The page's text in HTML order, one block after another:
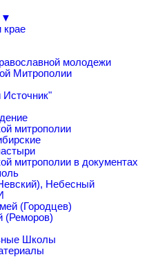
▼
крае
молодежи
Митрополии
митрополии
митрополии в документах
Небесный
(Городцев)
(Реморов)
Школы